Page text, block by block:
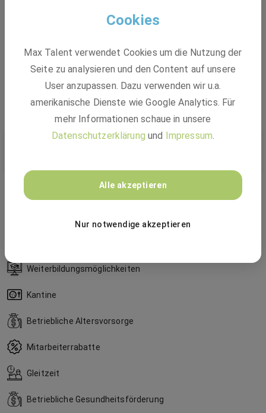
Flexible Arbeitszeiten
Weiterbildungsmöglichkeiten
Kantine
Betriebliche Altersvorsorge
Mitarbeiterrabatte
Gleitzeit
Betriebliche Gesundheitsförderung
Cookies
Max Talent verwendet Cookies um die Nutzung der
Seite zu analysieren und den Content auf unsere
User anzupassen. Dazu verwenden wir u.a.
amerikanische Dienste wie Google Analytics. Für
mehr Informationen schaue in unsere
Datenschutzerklärung und Impressum.
Alle akzeptieren
Nur notwendige akzeptieren